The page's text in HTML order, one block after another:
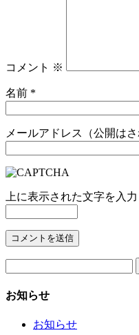
コメント ※
名前 *
メールアドレス（公開はさ
上に表示された文字を入
お知らせ
お知らせ